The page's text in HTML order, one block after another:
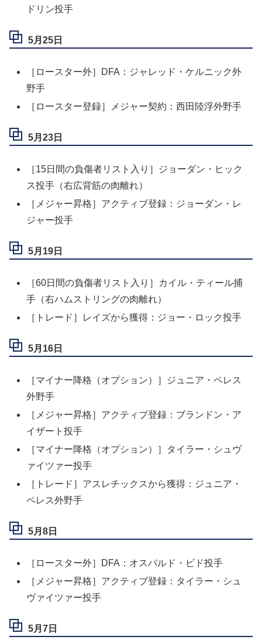
ドリン投手
5月25日
［ロースター外］DFA：ジャレッド・ケルニック外
野手
［ロースター登録］メジャー契約：西田陸浮外野手
5月23日
［15日間の負傷者リスト入り］ジョーダン・ヒック
ス投手（右広背筋の肉離れ）
［メジャー昇格］アクティブ登録：ジョーダン・レ
ジャー投手
5月19日
［60日間の負傷者リスト入り］カイル・ティール捕
手（右ハムストリングの肉離れ）
［トレード］レイズから獲得：ジョー・ロック投手
5月16日
［マイナー降格（オプション）］ジュニア・ペレス
外野手
［メジャー昇格］アクティブ登録：ブランドン・ア
イザート投手
［マイナー降格（オプション）］タイラー・シュヴ
ァイツァー投手
［トレード］アスレチックスから獲得：ジュニア・
ペレス外野手
5月8日
［ロースター外］DFA：オスバルド・ビド投手
［メジャー昇格］アクティブ登録：タイラー・シュ
ヴァイツァー投手
5月7日